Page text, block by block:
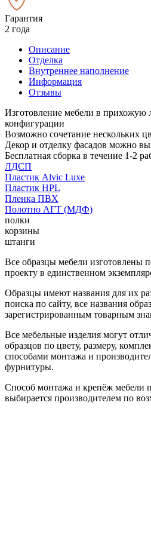
Гарантия
2 года
Описание
Отделка
Внутреннее наполнение
Информация
Отзывы
Изготовление мебели в прихожую
конфигурации
Возможно сочетание нескольких
Декор и отделку фасадов можно
Бесплатная сборка в течение 1-2
ЛДСП
Пластик Alvic Luxe
Пластик HPL
Пленка ПВХ
Полотно АГТ (МДФ)
полки
корзины
штанги
Все образцы мебели изготовлены
проекту в единственном
Образцы имеют названия для их
поиска по сайту, все названия
зарегистрированным товарным
Все мебельные изделия могут
образцов по цвету, размеру,
способами монтажа и
фурнитуры.
Способ монтажа и крепёж мебели
выбирается производителем по